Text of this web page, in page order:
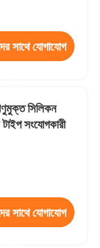
সাথে যোগাযোগ
সিলিকন
সংযোগকারী
সাথে যোগাযোগ